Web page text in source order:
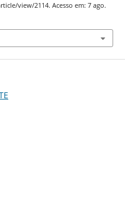
view/2114. Acesso em: 7 ago.